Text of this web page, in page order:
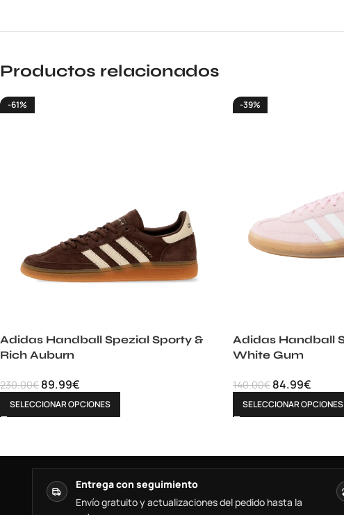
Productos relacionados
-61%
Adidas Handball Spezial Sporty &
Rich Auburn
230.00€ 89.99€
SELECCIONAR OPCIONES
-39%
Adidas Handball
White Gum
140.00€ 84.99€
SELECCIONAR OPCIONES
Entrega con seguimiento
Envío gratuito y actualizaciones del pedido hasta la